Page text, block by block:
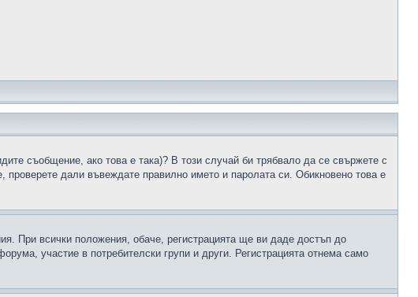
съобщение, ако това е така)? В този случай би трябвало да се свържете с
проверете дали въвеждате правилно името и паролата си. Обикновено това е
При всички положения, обаче, регистрацията ще ви даде достъп до
участие в потребителски групи и други. Регистрацията отнема само